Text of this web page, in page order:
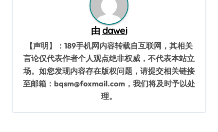
由 dawei
【声明】：189手机网内容转载自互联网，其相关
言论仅代表作者个人观点绝非权威，不代表本站立
场。如您发现内容存在版权问题，请提交相关链接
至邮箱：bqsm@foxmail.com，我们将及时予以处
理。